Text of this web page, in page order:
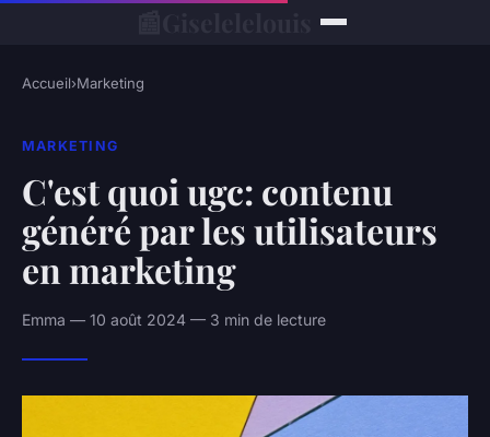
Accueil›Marketing
MARKETING
C'est quoi ugc: contenu
généré par les utilisateurs
en marketing
Emma — 10 août 2024 — 3 min de lecture